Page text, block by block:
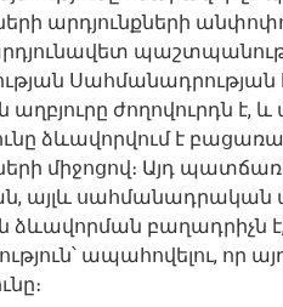
արդյունքների
Սահմանադրության
աղբյուրը ժողովուրդն
ձևավորվում է
միջոցով։ Այդ
այլև սահմանադրական
ձևավորման բաղադրիչն
ապահովելու, որ